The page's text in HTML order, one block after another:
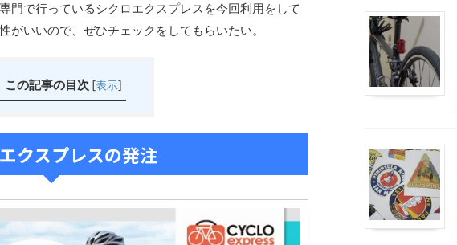
門で行っているシクロエクスプレスを今回利用をして
がいいので、ぜひチェックをしてもらいたい。
この記事の目次 [表示]
クスプレスの発注